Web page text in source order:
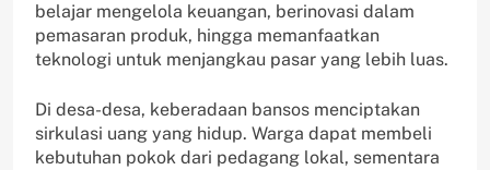
belajar mengelola keuangan, berinovasi dalam
pemasaran produk, hingga memanfaatkan
teknologi untuk menjangkau pasar yang lebih luas.
Di desa-desa, keberadaan bansos menciptakan
sirkulasi uang yang hidup. Warga dapat membeli
kebutuhan pokok dari pedagang lokal, sementara